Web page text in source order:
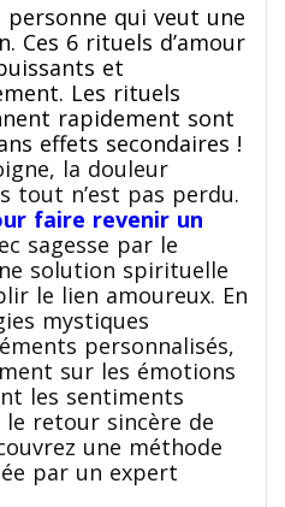
qui veut une
Ces 6 rituels d’amour
et
Les rituels
rapidement sont
effets secondaires !
la douleur
tout n’est pas perdu.
faire revenir un
sagesse par le
solution spirituelle
le lien amoureux. En
mystiques
personnalisés,
sur les émotions
les sentiments
retour sincère de
une méthode
par un expert